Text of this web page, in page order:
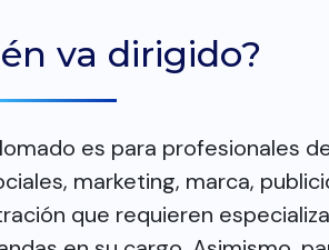
va dirigido?
es para profesionales
marketing, marca,
que requieren